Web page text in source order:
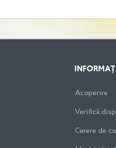
Acoperire
Verifică
Cerere de